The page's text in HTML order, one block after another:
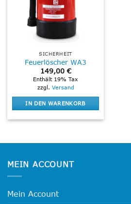
SICHERHEIT
Feuerlöscher WA3
149,00 €
Enthält 19% Tax
zzgl. Versand
IN DEN WARENKORB
MEIN ACCOUNT
Mein Account